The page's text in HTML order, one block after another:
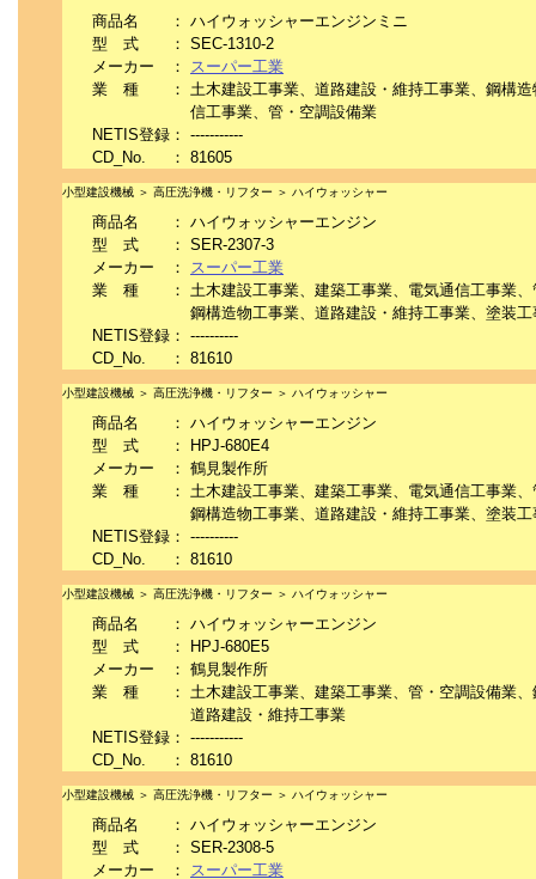
商品名 ： ハイウォッシャーエンジンミニ
型 式
： SEC-1310-2
メーカー
： スーパー工業
業 種
： 土木建設工事業、道路建設・維持工事業、鋼構
信工事業、管・空調設備業
NETIS登録 ： -----------
CD_No.
： 81605
小型建設機械 ＞ 高圧洗浄機・リフター ＞ ハイウォッシャー
商品名 ： ハイウォッシャーエンジン
型 式
： SER-2307-3
メーカー
： スーパー工業
業 種
： 土木建設工事業、建築工事業、電気通信工事業
鋼構造物工事業、道路建設・維持工事業、塗装工
NETIS登録 ： ----------
CD_No.
： 81610
小型建設機械 ＞ 高圧洗浄機・リフター ＞ ハイウォッシャー
商品名 ： ハイウォッシャーエンジン
型 式
：
HPJ-680E4
メーカー
： 鶴見製作所
業 種
： 土木建設工事業、建築工事業、電気通信工事業
鋼構造物工事業、道路建設・維持工事業、塗装工
NETIS登録 ： ----------
CD_No.
： 81610
小型建設機械 ＞ 高圧洗浄機・リフター ＞ ハイウォッシャー
商品名 ： ハイウォッシャーエンジン
型 式
：
HPJ-680E5
メーカー
： 鶴見製作所
業 種
： 土木建設工事業、建築工事業、管・空調設備業
道路建設・維持工事業
NETIS登録 ： -----------
CD_No.
： 81610
小型建設機械 ＞ 高圧洗浄機・リフター ＞ ハイウォッシャー
商品名 ： ハイウォッシャーエンジン
型 式
： SER-2308-5
メーカー
： スーパー工業